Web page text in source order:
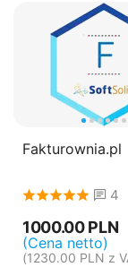
Fakturownia.pl
4
1000.00 PLN
(Cena netto)
(1230.00 PLN z